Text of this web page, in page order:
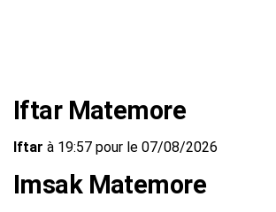
Iftar Matemore
Iftar à 19:57 pour le 07/08/2026
Imsak Matemore